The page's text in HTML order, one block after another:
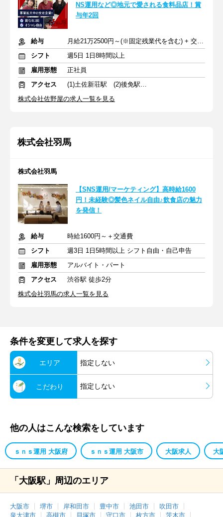
NS運用など◎地元で愛される食料品店！賞
与年2回
給与
月給21万2500円～(※固定残業代を含む) + 交通費支給
シフト
週5日 1日8時間以上
雇用形態
正社員
アクセス
(1)土佐新荘駅 (2)後免駅 (3)のいち駅
株式会社佐野屋の求人一覧を見る
株式会社羽馬
株式会社羽馬
【SNS運用/マーケティング】高時給1600
円！未経験◎髪色ネイル自由♪飲食店の魅力
を発信！
給与
時給1600円～＋交通費
シフト
週3日 1日5時間以上 シフト自由・自己申告
雇用形態
アルバイト・パート
アクセス
渋谷駅 徒歩2分
株式会社羽馬の求人一覧を見る
条件を変更して求人を探す
エリア 指定しない
こだわり 指定しない
他の人はこんな検索をしています
ｓｎｓ運用 大阪府 ｓｎｓ運用 大阪市 大阪求人 大
「大阪駅」周辺のエリア
大阪市 堺市 岸和田市 豊中市 池田市
吹田市
泉大津市
高槻市 貝塚市 守口市 枚方市 茨木市